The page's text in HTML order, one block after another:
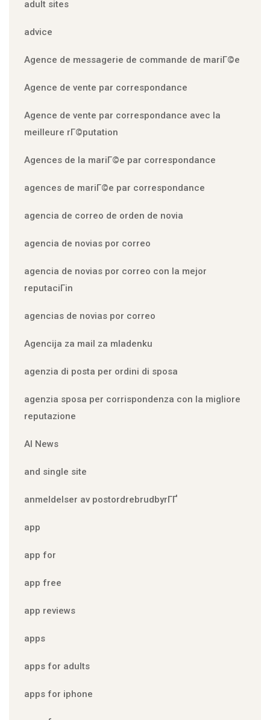
adult sites
advice
Agence de messagerie de commande de mariГ©e
Agence de vente par correspondance
Agence de vente par correspondance avec la
meilleure rГ©putation
Agences de la mariГ©e par correspondance
agences de mariГ©e par correspondance
agencia de correo de orden de novia
agencia de novias por correo
agencia de novias por correo con la mejor
reputaciГіn
agencias de novias por correo
Agencija za mail za mladenku
agenzia di posta per ordini di sposa
agenzia sposa per corrispondenza con la migliore
reputazione
AI News
and single site
anmeldelser av postordrebrudbyrГҐ
app
app for
app free
app reviews
apps
apps for adults
apps for iphone